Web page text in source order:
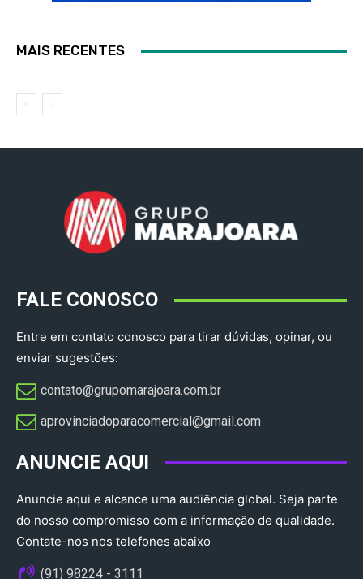
MAIS RECENTES
FALE CONOSCO
Entre em contato conosco para tirar dúvidas, opinar, ou
enviar sugestões:
contato@grupomarajoara.com.br
aprovinciadoparacomercial@gmail.com​
ANUNCIE AQUI
Anuncie aqui e alcance uma audiência global. Seja parte
do nosso compromisso com a informação de qualidade.
Contate-nos nos telefones abaixo
(91) 98224 - 3111